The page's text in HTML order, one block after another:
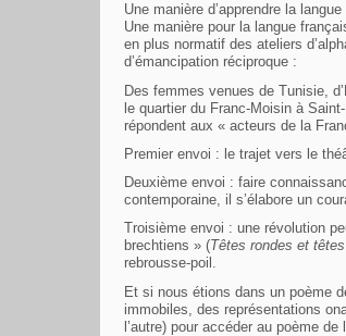
Une manière d’apprendre la
Une manière pour la langue
en plus normatif des ateliers
d’émancipation réciproque :
Des femmes venues de Tunisie,
le quartier du Franc-Moisin à
répondent aux « acteurs de la
Premier envoi : le trajet vers le
Deuxième envoi : faire
contemporaine, il s’élabore un
Troisième envoi : une révolution
brechtiens » (Têtes rondes et
rebrousse-poil.
Et si nous étions dans un poème
immobiles, des représentations
l’autre) pour accéder au poème